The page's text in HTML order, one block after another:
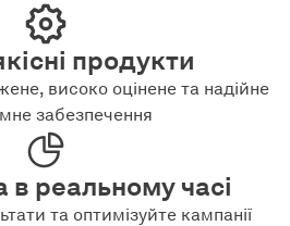
продукти
високо оцінене та надійне
забезпечення
в реальному часі
та оптимізуйте кампанії